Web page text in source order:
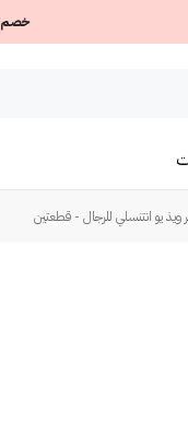
خصم 20٪ على طلبك الأول باستخدام كود NEW20
ويذ يو انتنسلي للرجال - قطعتين